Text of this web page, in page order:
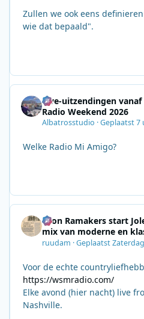
Zullen we ook eens
wie dat bepaald".
Live-uitzendingen
Radio Weekend 2026
Albatrosstudio ·Geplaatst7
Welke Radio Mi Amigo?
Leon Ramakers start
mix van moderne en
ruudam ·Geplaatst
Voor de echte
https://wsmradio.com/
Elke avond (hier nacht) live
Nashville.